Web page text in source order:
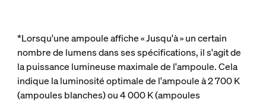
*Lorsqu'une ampoule affiche « Jusqu'à » un certain
nombre de lumens dans ses spécifications, il s'agit de
la puissance lumineuse maximale de l'ampoule. Cela
indique la luminosité optimale de l'ampoule à 2 700 K
(ampoules blanches) ou 4 000 K (ampoules